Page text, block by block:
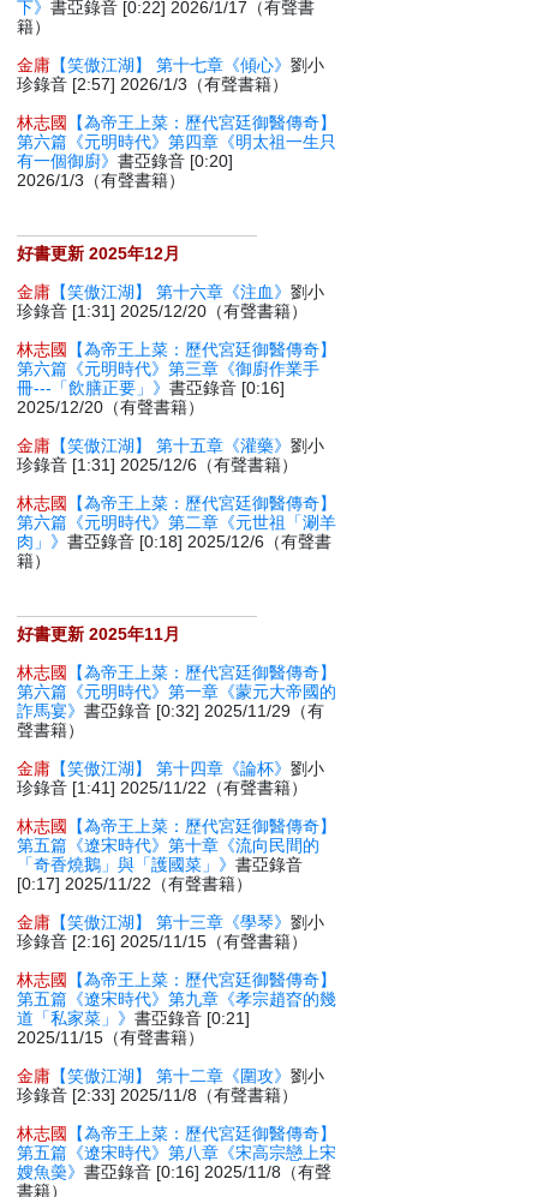
下》書亞錄音 [0:22] 2026/1/17（有聲書
籍）
金庸 【笑傲江湖】 第十七章《傾心》劉小
珍錄音 [2:57] 2026/1/3（有聲書籍）
林志國
【為帝王上菜：歷代宮廷御醫傳奇】
第六篇《元明時代》第四章《明太祖一生只
有一個御廚》書亞錄音 [0:20]
2026/1/3（有聲書籍）
好書更新 2025年12月
金庸 【笑傲江湖】 第十六章《注血》劉小
珍錄音 [1:31] 2025/12/20（有聲書籍）
林志國
【為帝王上菜：歷代宮廷御醫傳奇】
第六篇《元明時代》第三章《御廚作業手
冊---「飲膳正要」》書亞錄音 [0:16]
2025/12/20（有聲書籍）
金庸 【笑傲江湖】 第十五章《灌藥》劉小
珍錄音 [1:31] 2025/12/6（有聲書籍）
林志國
【為帝王上菜：歷代宮廷御醫傳奇】
第六篇《元明時代》第二章《元世祖「涮羊
肉」》書亞錄音 [0:18] 2025/12/6（有聲書
籍）
好書更新 2025年11月
林志國
【為帝王上菜：歷代宮廷御醫傳奇】
第六篇《元明時代》第一章《蒙元大帝國的
詐馬宴》書亞錄音 [0:32] 2025/11/29（有
聲書籍）
金庸 【笑傲江湖】 第十四章《論杯》劉小
珍錄音 [1:41] 2025/11/22（有聲書籍）
林志國
【為帝王上菜：歷代宮廷御醫傳奇】
第五篇《遼宋時代》第十章《流向民間的
「奇香燒鵝」與「護國菜」》書亞錄音
[0:17] 2025/11/22（有聲書籍）
金庸 【笑傲江湖】 第十三章《學琴》劉小
珍錄音 [2:16] 2025/11/15（有聲書籍）
林志國
【為帝王上菜：歷代宮廷御醫傳奇】
第五篇《遼宋時代》第九章《孝宗趙昚的幾
道「私家菜」》書亞錄音 [0:21]
2025/11/15（有聲書籍）
金庸 【笑傲江湖】 第十二章《圍攻》劉小
珍錄音 [2:33] 2025/11/8（有聲書籍）
林志國
【為帝王上菜：歷代宮廷御醫傳奇】
第五篇《遼宋時代》第八章《宋高宗戀上宋
嫂魚羮》書亞錄音 [0:16] 2025/11/8（有聲
書籍）